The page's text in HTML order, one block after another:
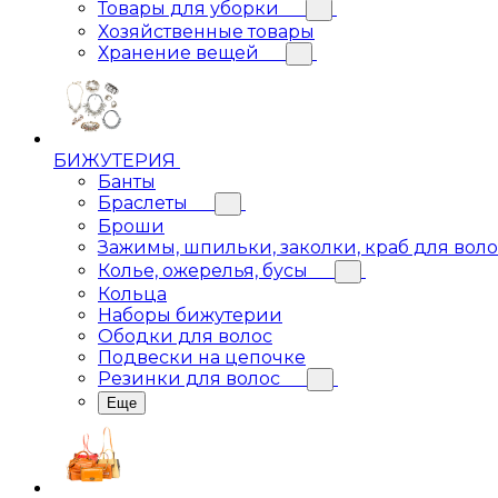
Товары для уборки
Хозяйственные товары
Хранение вещей
БИЖУТЕРИЯ
Банты
Браслеты
Броши
Зажимы, шпильки, заколки, краб для
Колье, ожерелья, бусы
Кольца
Наборы бижутерии
Ободки для волос
Подвески на цепочке
Резинки для волос
Еще